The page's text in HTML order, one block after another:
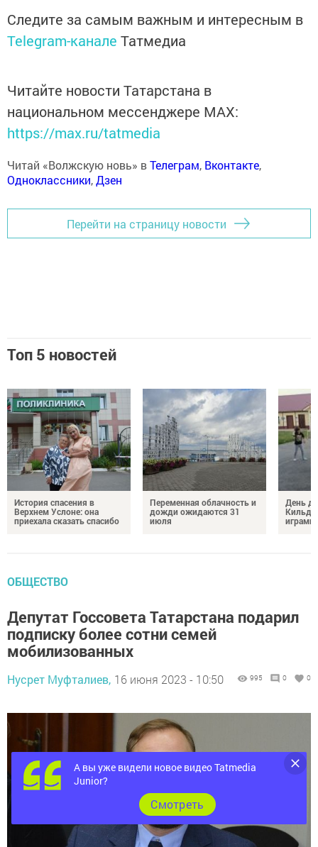
Следите за самым важным и интересным в
Telegram-канале Татмедиа
Читайте новости Татарстана в
национальном мессенджере MАХ:
https://max.ru/tatmedia
Читай «Волжскую новь» вТелеграм, Вконтакте,
Одноклассники,Дзен
Перейти на страницу новости
Топ 5 новостей
История спасения в
Верхнем Услоне: она
приехала сказать спасибо
Переменная облачность и
дожди ожидаются 31
июля
День
играми
ОБЩЕСТВО
Депутат Госсовета Татарстана подарил
подписку более сотни семей
мобилизованных
Нусрет Муфталиев, 16 июня 2023 - 10:50 995 0 0
А вы уже видели новое видео Tatmedia
Junior?
Cмотреть